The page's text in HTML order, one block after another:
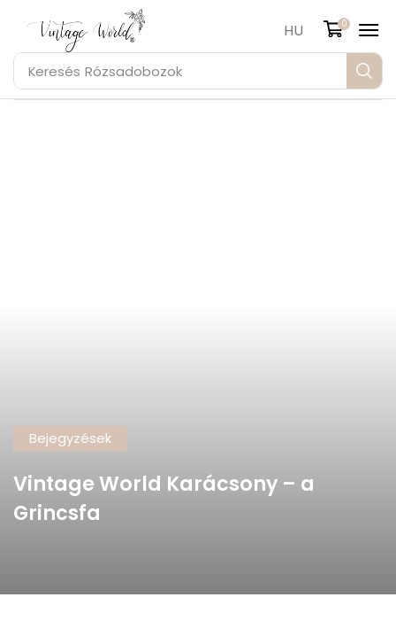
Keresés Rózsadobozok
HU 0
Bejegyzések
Vintage World Karácsony – a
Grincsfa